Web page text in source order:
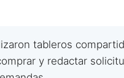
tableros
y redactar